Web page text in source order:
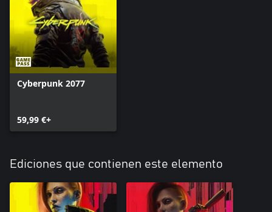
Cyberpunk 2077
59,99 €+
Ediciones que contienen este elemento